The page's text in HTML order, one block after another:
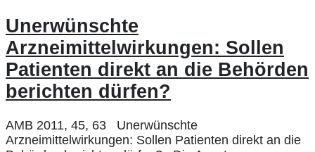
Unerwünschte
Arzneimittelwirkungen: Sollen
Patienten direkt an die Behörden
berichten dürfen?
AMB 2011, 45, 63 Unerwünschte
Arzneimittelwirkungen: Sollen Patienten direkt an die